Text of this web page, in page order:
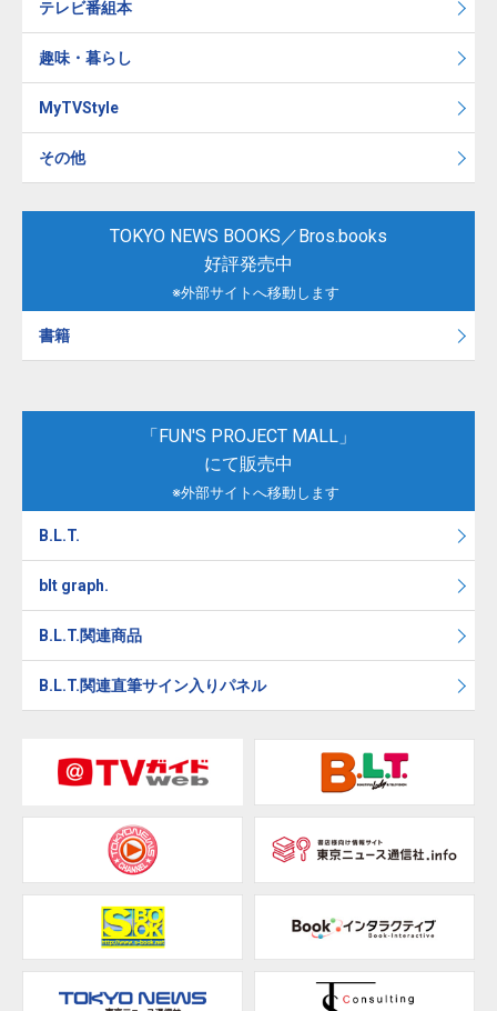
テレビ番組本
趣味・暮らし
MyTVStyle
その他
TOKYO NEWS BOOKS／Bros.books
好評発売中
※外部サイトへ移動します
書籍
「FUN'S PROJECT MALL」
にて販売中
※外部サイトへ移動します
B.L.T.
blt graph.
B.L.T.関連商品
B.L.T.関連直筆サイン入りパネル